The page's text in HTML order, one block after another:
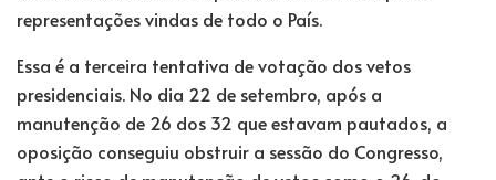
representações vindas de todo o País.
Essa é a terceira tentativa de votação dos vetos
presidenciais. No dia 22 de setembro, após a
manutenção de 26 dos 32 que estavam pautados, a
oposição conseguiu obstruir a sessão do Congresso,